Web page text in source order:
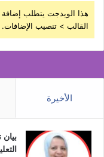
هذا الويدجت يتطلب إضافة
القالب > تنصيب الإضافات.
الأخيرة